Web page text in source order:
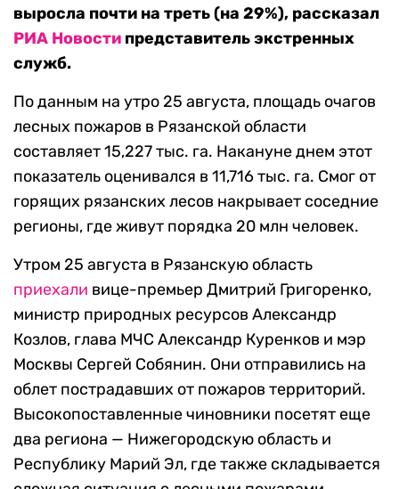
выросла почти на треть (на 29%), рассказал
РИА Новости представитель экстренных
служб.
По данным на утро 25 августа, площадь очагов
лесных пожаров в Рязанской области
составляет 15,227 тыс. га. Накануне днем этот
показатель оценивался в 11,716 тыс. га. Смог от
горящих рязанских лесов накрывает соседние
регионы, где живут порядка 20 млн человек.
Утром 25 августа в Рязанскую область
приехали вице-премьер Дмитрий Григоренко,
министр природных ресурсов Александр
Козлов, глава МЧС Александр Куренков и мэр
Москвы Сергей Собянин. Они отправились на
облет пострадавших от пожаров территорий.
Высокопоставленные чиновники посетят еще
два региона — Нижегородскую область и
Республику Марий Эл, где также складывается